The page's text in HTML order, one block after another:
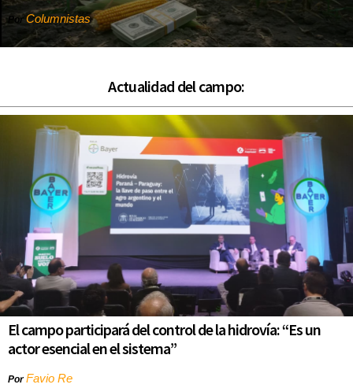
Por Columnistas
Actualidad del campo:
El campo participará del control de la hidrovía: “Es un
actor esencial en el sistema”
PorFavio Re